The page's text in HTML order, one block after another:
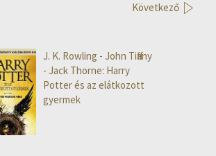
Következő
J. K. Rowling - John Tiffany
- Jack Thorne: Harry
Potter és az elátkozott
gyermek